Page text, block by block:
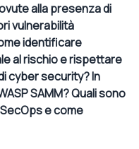
alla presenza di
vulnerabilità
identificare
al rischio e rispettare
cyber security? In
SAMM? Quali sono
e come